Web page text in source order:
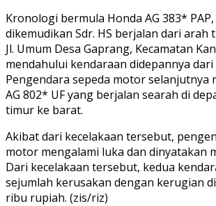
Kronologi bermula Honda AG 383*
dikemudikan Sdr. HS berjalan dari arah
Jl. Umum Desa Gaprang, Kecamatan
mendahului kendaraan didepannya
Pengendara sepeda motor selanjutnya
AG 802* UF yang berjalan searah di
timur ke barat.
Akibat dari kecelakaan tersebut,
motor mengalami luka dan dinyatakan
Dari kecelakaan tersebut, kedua
sejumlah kerusakan dengan kerugian
ribu rupiah. (zis/riz)